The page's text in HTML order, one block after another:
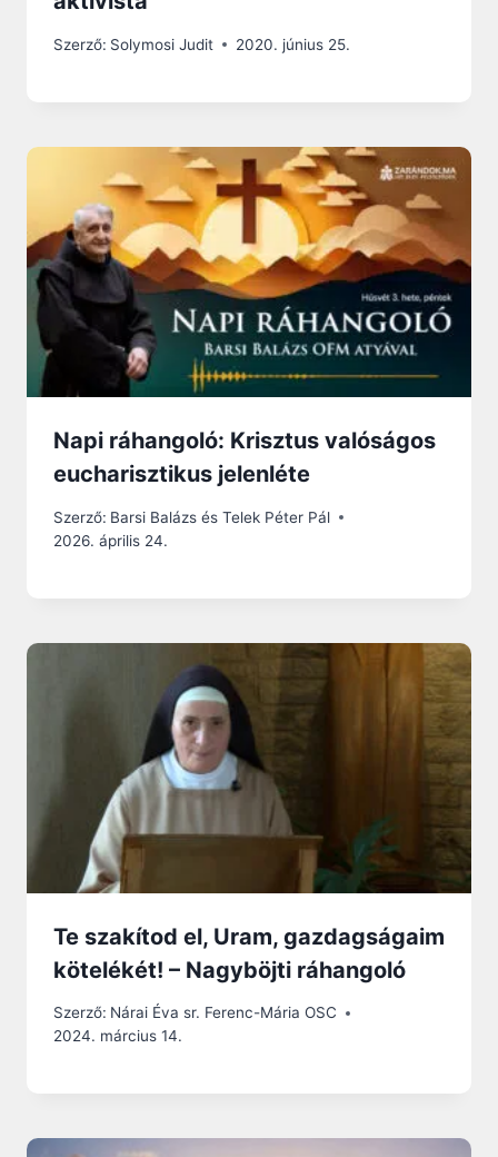
Szerző: Solymosi Judit 2020. június 25.
Napi ráhangoló: Krisztus valóságos
eucharisztikus jelenléte
Szerző: Barsi Balázs és Telek Péter Pál
2026. április 24.
Te szakítod el, Uram, gazdagságaim
kötelékét! – Nagyböjti ráhangoló
Szerző: Nárai Éva sr. Ferenc-Mária OSC
2024. március 14.